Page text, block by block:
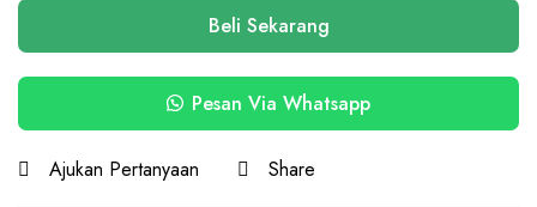
Beli Sekarang
Pesan Via Whatsapp
Ajukan Pertanyaan Share